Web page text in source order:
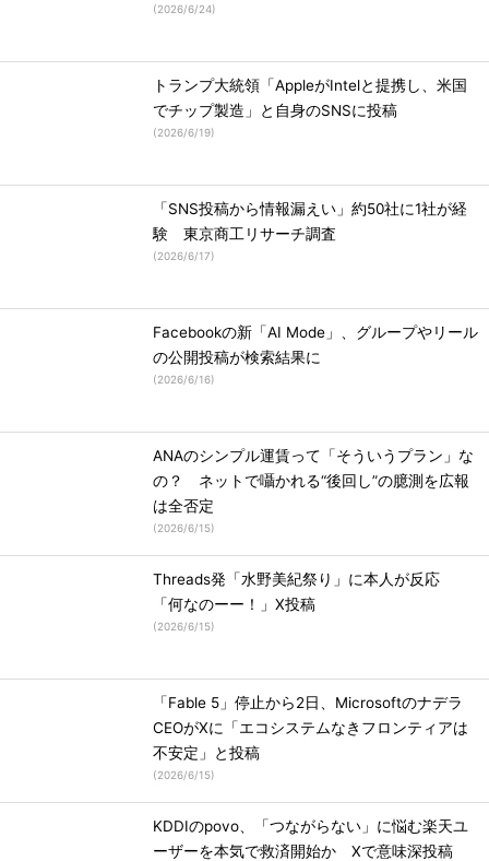
(2026/6/24)
トランプ大統領「AppleがIntelと提携し、米国
でチップ製造」と自身のSNSに投稿
(2026/6/19)
「SNS投稿から情報漏えい」約50社に1社が経
験 東京商工リサーチ調査
(2026/6/17)
Facebookの新「AI Mode」、グループやリール
の公開投稿が検索結果に
(2026/6/16)
ANAのシンプル運賃って「そういうプラン」な
の？ ネットで囁かれる“後回し”の臆測を広報
は全否定
(2026/6/15)
Threads発「水野美紀祭り」に本人が反応
「何なのーー！」X投稿
(2026/6/15)
「Fable 5」停止から2日、Microsoftのナデラ
CEOがXに「エコシステムなきフロンティアは
不安定」と投稿
(2026/6/15)
KDDIのpovo、「つながらない」に悩む楽天ユ
ーザーを本気で救済開始か Xで意味深投稿